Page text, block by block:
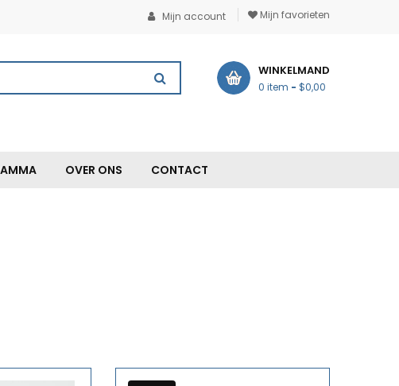
Mijn favorieten
Mijn account
WINKELMAND
0 item - $0,00
OVER ONS CONTACT